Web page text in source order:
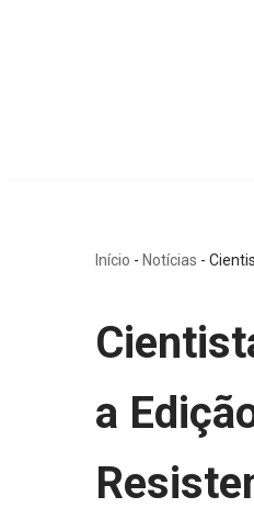
Início - Notícias -
a